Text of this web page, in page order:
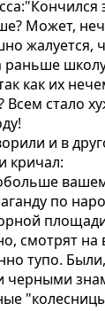
Может,
жалуется,
раньше
как их
Всем стало
и в
кричал:
по
смотрят на
тупо.
черными